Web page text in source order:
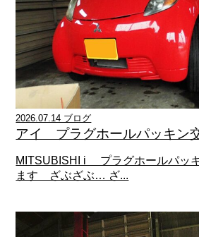
2026.07.14 ブログ
アイ プラグホールパッキン
MITSUBISHI i プラグホールパッ
ます ざぶざぶ… ざ...